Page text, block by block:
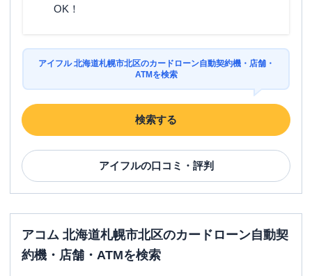
OK！
アイフル 北海道札幌市北区のカードローン自動契約機・店舗・
ATMを検索
検索する
アイフルの口コミ・評判
アコム 北海道札幌市北区のカードローン自動契
約機・店舗・ATMを検索